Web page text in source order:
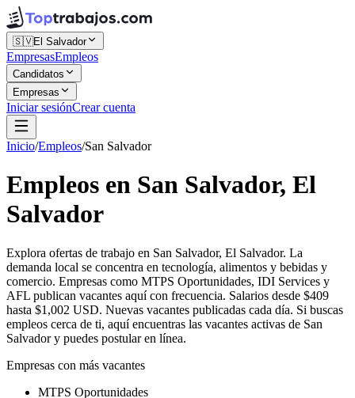
🇸🇻El Salvador
EmpresasEmpleos
Candidatos
Empresas
Iniciar sesiónCrear cuenta
Inicio/Empleos/San Salvador
Empleos en San Salvador, El
Salvador
Explora ofertas de trabajo en San Salvador, El Salvador. La
demanda local se concentra en tecnología, alimentos y bebidas y
comercio. Empresas como MTPS Oportunidades, IDI Services y
AFL publican vacantes aquí con frecuencia. Salarios desde $409
hasta $1,002 USD. Nuevas vacantes publicadas cada día. Si buscas
empleos cerca de ti, aquí encuentras las vacantes activas de San
Salvador y puedes postular en línea.
Empresas con más vacantes
MTPS Oportunidades